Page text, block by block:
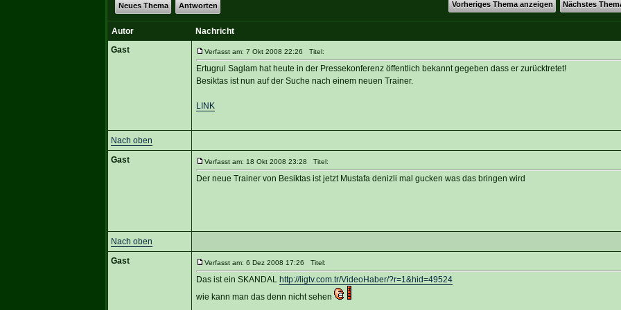
Vorheriges Thema anzeigen Nächstes
Neues Thema Antworten
Autor
Nachricht
Gast
Verfasst am: 7 Okt 2008 22:26 Titel:
Ertugrul Saglam hat heute in der Pressekonferenz öffentlich bekannt gegeben dass er zurücktretet!
Besiktas ist nun auf der Suche nach einem neuen Trainer.
LINK
Nach oben
Gast
Verfasst am: 18 Okt 2008 23:28 Titel:
Der neue Trainer von Besiktas ist jetzt Mustafa denizli mal gucken was das bringen wird
Nach oben
Gast
Verfasst am: 6 Dez 2008 17:26 Titel:
Das ist ein SKANDAL http://ligtv.com.tr/VideoHaber/?r=1&hid=49524
wie kann man das denn nicht sehen